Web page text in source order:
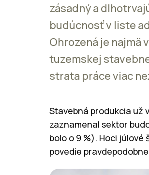
zásadný a
budúcnosť v liste
Ohrozená je najmä
tuzemskej
strata práce viac
Stavebná produkcia už
zaznamenal sektor
bolo o 9 %). Hoci
povedie